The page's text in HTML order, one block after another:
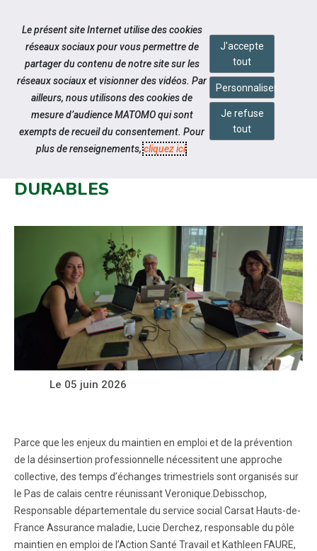
Aller au contenu
Notre actualité
DES TEMPS D’ÉCHANGES POUR
DURABLES
Le 05 juin 2026
Parce que les enjeux du maintien en emploi et de la prévention
de la désinsertion professionnelle nécessitent une approche
collective, des temps d’échanges trimestriels sont organisés sur
le Pas de calais centre réunissant Veronique.Debisschop,
Responsable départementale du service social Carsat Hauts-de-
France Assurance maladie, Lucie Derchez, responsable du pôle
maintien en emploi de l’Action Santé Travail et Kathleen FAURE,
Le présent site Internet utilise des cookies
réseaux sociaux pour vous permettre de
partager du contenu de notre site sur les
réseaux sociaux et visionner des vidéos. Par
ailleurs, nous utilisons des cookies de
mesure d’audience MATOMO qui sont
exempts de recueil du consentement. Pour
plus de renseignements,cliquez ici.
J'accepte
tout
Personnaliser
Je refuse
tout